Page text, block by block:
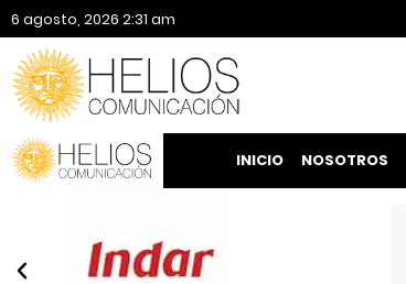
6 agosto, 2026 2:31 am
INICIO NOSOTROS